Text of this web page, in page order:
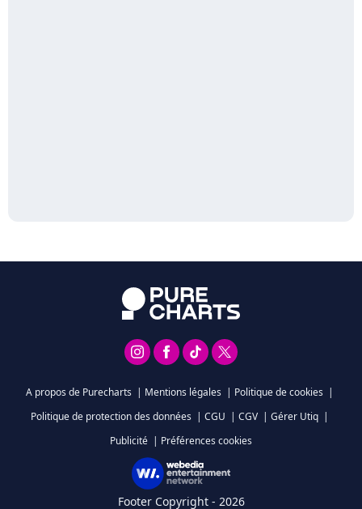
A propos de Purecharts | Mentions légales | Politique de cookies |
Politique de protection des données | CGU | CGV | Gérer Utiq |
Publicité | Préférences cookies
Footer Copyright - 2026